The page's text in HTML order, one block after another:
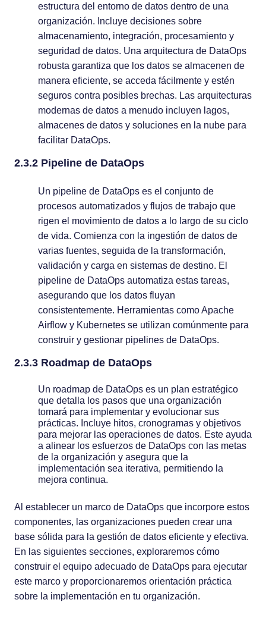
estructura del entorno de datos dentro de una
organización. Incluye decisiones sobre
almacenamiento, integración, procesamiento y
seguridad de datos. Una arquitectura de DataOps
robusta garantiza que los datos se almacenen de
manera eficiente, se acceda fácilmente y estén
seguros contra posibles brechas. Las arquitecturas
modernas de datos a menudo incluyen lagos,
almacenes de datos y soluciones en la nube para
facilitar DataOps.
2.3.2 Pipeline de DataOps
Un pipeline de DataOps es el conjunto de
procesos automatizados y flujos de trabajo que
rigen el movimiento de datos a lo largo de su ciclo
de vida. Comienza con la ingestión de datos de
varias fuentes, seguida de la transformación,
validación y carga en sistemas de destino. El
pipeline de DataOps automatiza estas tareas,
asegurando que los datos fluyan
consistentemente. Herramientas como Apache
Airflow y Kubernetes se utilizan comúnmente para
construir y gestionar pipelines de DataOps.
2.3.3 Roadmap de DataOps
Un roadmap de DataOps es un plan estratégico
que detalla los pasos que una organización
tomará para implementar y evolucionar sus
prácticas. Incluye hitos, cronogramas y objetivos
para mejorar las operaciones de datos. Este ayuda
a alinear los esfuerzos de DataOps con las metas
de la organización y asegura que la
implementación sea iterativa, permitiendo la
mejora continua.
Al establecer un marco de DataOps que incorpore estos
componentes, las organizaciones pueden crear una
base sólida para la gestión de datos eficiente y efectiva.
En las siguientes secciones, exploraremos cómo
construir el equipo adecuado de DataOps para ejecutar
este marco y proporcionaremos orientación práctica
sobre la implementación en tu organización.